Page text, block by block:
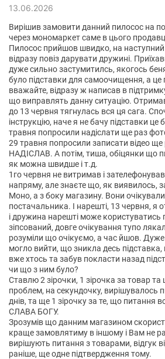
Система самоочистки
уборки. Deerma VX20W оснащен
активируемым одним нажатием
пылесос на базу, и он сам очистит
или занимаетесь другими делами.
13.06.2026
Вирішив замовити данний пилосос на
через мономаркет саме в цього
Пилосос прийшов швидко, на наступний
відразу повіз дарувати дружині.
дуже сильно застумитилсь, якогось
було підставки для самоочищення, а це
вважайте, відразу ж написав в
що виправлять данну ситуацію.
до 13 червня тягнулась вся ця сага.
інструкцію, наче я не бачу підставки це
травня попросили надіслати ще раз
29 травня попросили записати відео
НАДІСЛАВ. А потім, тиша, обіцянки що
як можна швидше і т.д.
1го червня не витримав і
напряму, але знаєте що, як виявилось,
Моно, а з боку магазину. Вони очікували
постачальника. І нарешті, 13 червня, я
і дружина нарешті може
зіпсований, довге очікування тупо
розуміли що очікуємо, а час йшов.
могло вийти, що зникла десь
вже хтось та забув покласти назад
чи що з ним було?
Ставлю 2 зірочки, 1 зірочка за товар та
проблем, на секундочку, вирішувалось
днів, та ще 1 зірочку за те, що питання
СЛАВА БОГУ.
Зрозумів що данним магазином
краще замовлятиму в іншому і Вам не
вирішують питання з товарами, відгук
раніше, ще одне підтвердження тому.